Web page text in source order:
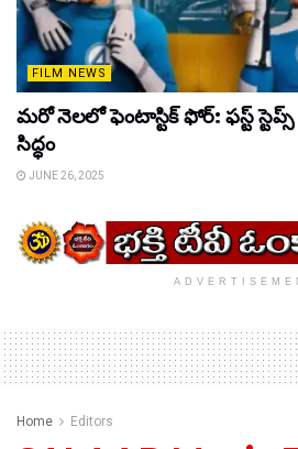
FILM NEWS
మరో నెలలో ఫెంటాస్టిక్ ఫోర్: ఫస్ట్
సిద్ధం
JUNE 26, 2025
Home Editors